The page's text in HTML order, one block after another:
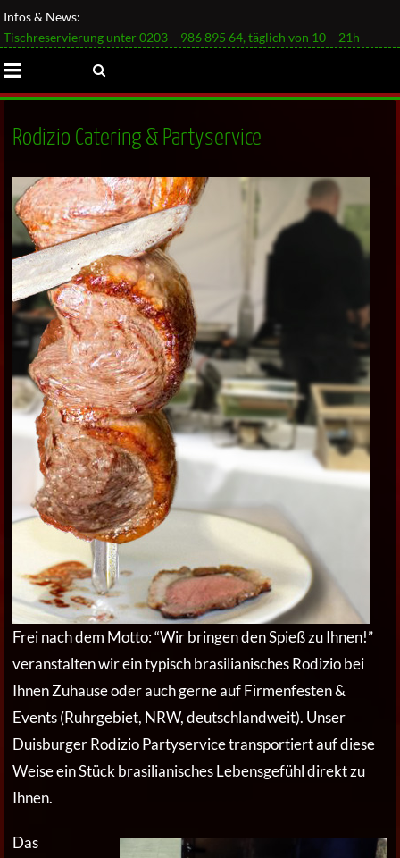
Infos & News:
Tischreservierung unter 0203 – 986 895 64, täglich von 10 – 21h
Rodizio Catering & Partyservice
Frei nach dem Motto: “Wir bringen den Spieß zu Ihnen!”
veranstalten wir ein typisch brasilianisches Rodizio bei
Ihnen Zuhause oder auch gerne auf Firmenfesten &
Events (Ruhrgebiet, NRW, deutschlandweit). Unser
Duisburger Rodizio Partyservice transportiert auf diese
Weise ein Stück brasilianisches Lebensgefühl direkt zu
Ihnen.
Das